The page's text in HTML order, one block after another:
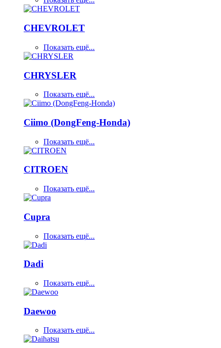
CHEVROLET
Показать ещё...
CHRYSLER
Показать ещё...
Ciimo (DongFeng-Honda)
Показать ещё...
CITROEN
Показать ещё...
Cupra
Показать ещё...
Dadi
Показать ещё...
Daewoo
Показать ещё...